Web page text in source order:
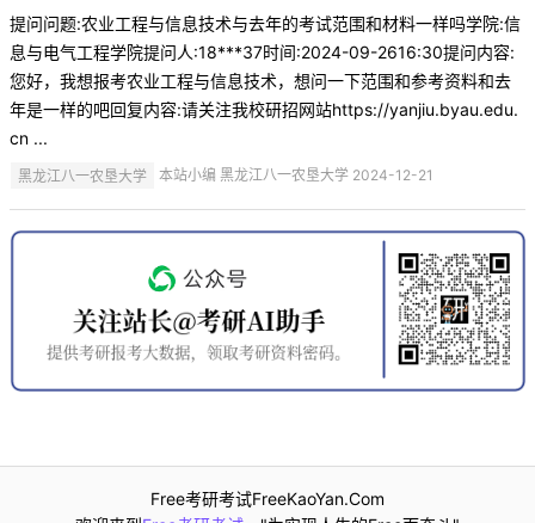
提问问题:农业工程与信息技术与去年的考试范围和材料一样吗学院:信
息与电气工程学院提问人:18***37时间:2024-09-2616:30提问内容:
您好，我想报考农业工程与信息技术，想问一下范围和参考资料和去
年是一样的吧回复内容:请关注我校研招网站https://yanjiu.byau.edu.
cn ...
黑龙江八一农垦大学 本站小编 黑龙江八一农垦大学 2024-12-21
Free考研考试FreeKaoYan.Com